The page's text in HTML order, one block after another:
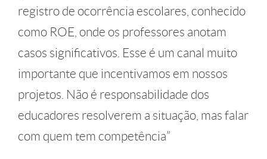
registro de ocorrência escolares, conhecido
como ROE, onde os professores anotam
casos significativos. Esse é um canal muito
importante que incentivamos em nossos
projetos. Não é responsabilidade dos
educadores resolverem a situação, mas falar
com quem tem competência”